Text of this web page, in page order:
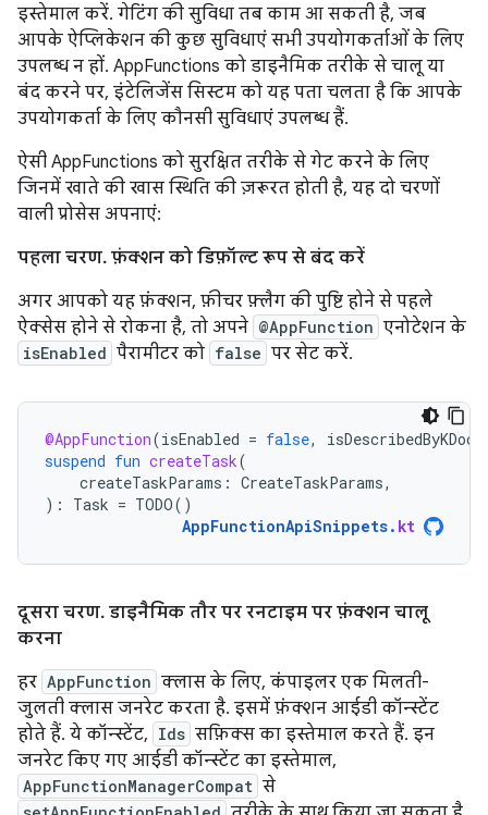
इस्तेमाल करें. गेटिंग की सुविधा तब काम आ सकती है, जब
आपके ऐप्लिकेशन की कुछ सुविधाएं सभी उपयोगकर्ताओं के लिए
उपलब्ध न हों. AppFunctions को डाइनैमिक तरीके से चालू या
बंद करने पर, इंटेलिजेंस सिस्टम को यह पता चलता है कि आपके
उपयोगकर्ता के लिए कौनसी सुविधाएं उपलब्ध हैं.
ऐसी AppFunctions को सुरक्षित तरीके से गेट करने के लिए
जिनमें खाते की खास स्थिति की ज़रूरत होती है, यह दो चरणों
वाली प्रोसेस अपनाएं:
पहला चरण. फ़ंक्शन को डिफ़ॉल्ट रूप से बंद करें
अगर आपको यह फ़ंक्शन, फ़ीचर फ़्लैग की पुष्टि होने से पहले
ऐक्सेस होने से रोकना है, तो अपने @AppFunction एनोटेशन के
isEnabled पैरामीटर को false पर सेट करें.
@AppFunction(isEnabled = false, isDescribedByKDoc
suspend fun createTask(
createTaskParams : CreateTaskParams,
):
Task = TODO()
AppFunctionApiSnippets. kt
दूसरा चरण. डाइनैमिक तौर पर रनटाइम पर फ़ंक्शन चालू
करना
हर AppFunction क्लास के लिए, कंपाइलर एक मिलती-
जुलती क्लास जनरेट करता है. इसमें फ़ंक्शन आईडी कॉन्स्टेंट
होते हैं. ये कॉन्स्टेंट, Ids सफ़िक्स का इस्तेमाल करते हैं. इन
जनरेट किए गए आईडी कॉन्स्टेंट का इस्तेमाल,
AppFunctionManagerCompat से